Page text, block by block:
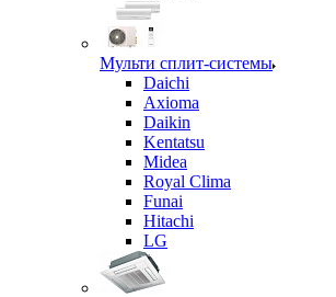
Мульти сплит-системы
Daichi
Axioma
Daikin
Kentatsu
Midea
Royal Clima
Funai
Hitachi
LG